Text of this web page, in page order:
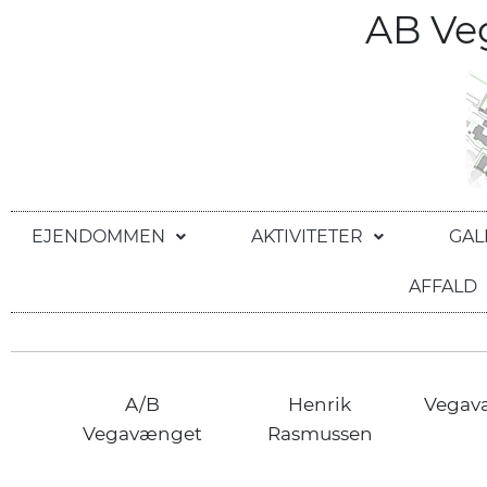
AB
EJENDOMMEN AKTIVITETER
AFFALD
A/B
Vegavænget
Henrik
Rasmussen